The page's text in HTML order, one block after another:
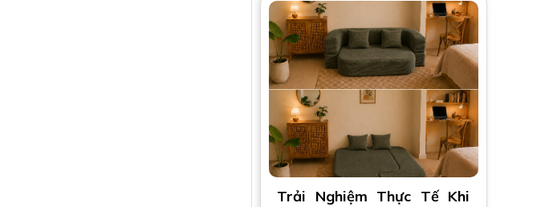
Trải Nghiệm Thực Tế Khi